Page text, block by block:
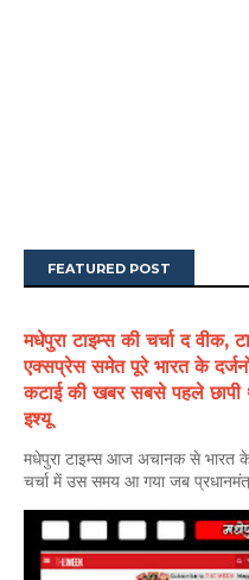
FEATURED POST
मधेपुरा टाइम्स की चर्चा द वीक,
एक्सप्रेस समेत पूरे भारत के
कटाई की खबर सबसे पहले
इश्यू
मधेपुरा टाइम्स आज अचानक से भारत
चर्चा में उस समय आ गया जब